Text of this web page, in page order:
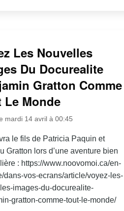
Les Nouvelles
Du Docurealite
Gratton Comme
Le Monde
mardi 14 avril à 00:45
le fils de Patricia Paquin et
Gratton lors d’une aventure bien
: https://www.noovomoi.ca/en-
dans-vos-ecrans/article/voyez-les-
images-du-docurealite-
gratton-comme-tout-le-monde/